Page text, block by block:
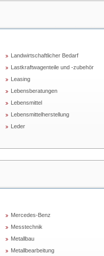
Landwirtschaftlicher Bedarf
Lastkraftwagenteile und -zubehör
Leasing
Lebensberatungen
Lebensmittel
Lebensmittelherstellung
Leder
Mercedes-Benz
Messtechnik
Metallbau
Metallbearbeitung